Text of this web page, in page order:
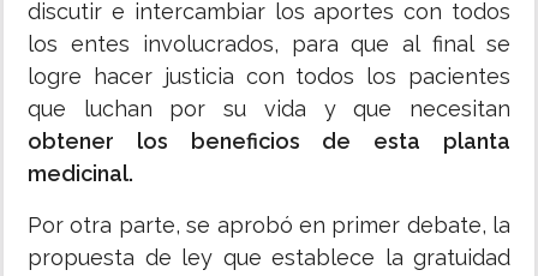
discutir e intercambiar los aportes con todos
los entes involucrados, para que al final se
logre hacer justicia con todos los pacientes
que luchan por su vida y que necesitan
obtener los beneficios de esta planta
medicinal.
Por otra parte, se aprobó en primer debate, la
propuesta de ley que establece la gratuidad